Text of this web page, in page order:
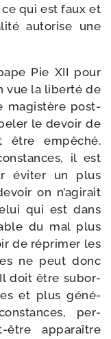
qui est faux et
auto­rise une
Pie XII pour
vue la liber­té de
magis­tère post­
le devoir de
empê­ché.
il est
évi­ter un plus
on n’agirait
qui est dans
du mal plus
de répri­mer les
ne peut donc
Il doit être subor­
et plus géné­
per­
appa­raître